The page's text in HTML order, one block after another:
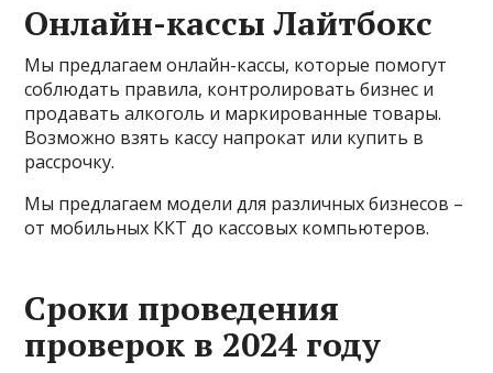
Онлайн-кассы Лайтбокс
Мы предлагаем онлайн-кассы, которые помогут
соблюдать правила, контролировать бизнес и
продавать алкоголь и маркированные товары.
Возможно взять кассу напрокат или купить в
рассрочку.
Мы предлагаем модели для различных бизнесов –
от мобильных ККТ до кассовых компьютеров.
Сроки проведения
проверок в 2024 году